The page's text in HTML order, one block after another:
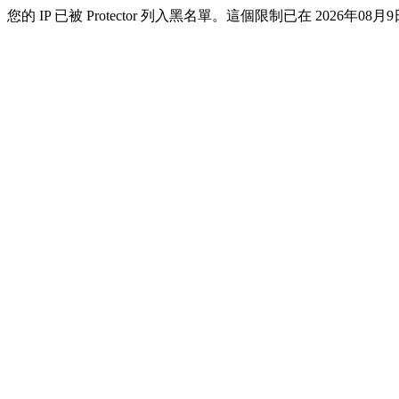
您的 IP 已被 Protector 列入黑名單。這個限制已在 2026年08月9